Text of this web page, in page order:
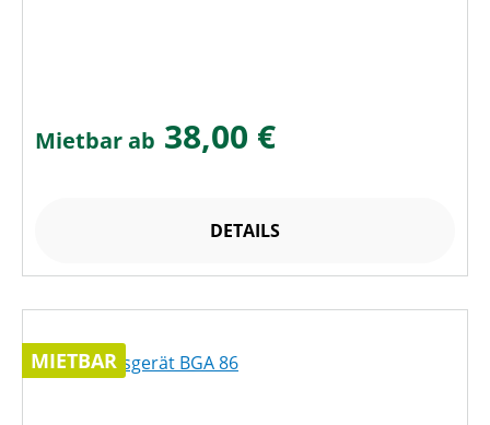
Mietbar ab 38,00 €
DETAILS
MIETBAR